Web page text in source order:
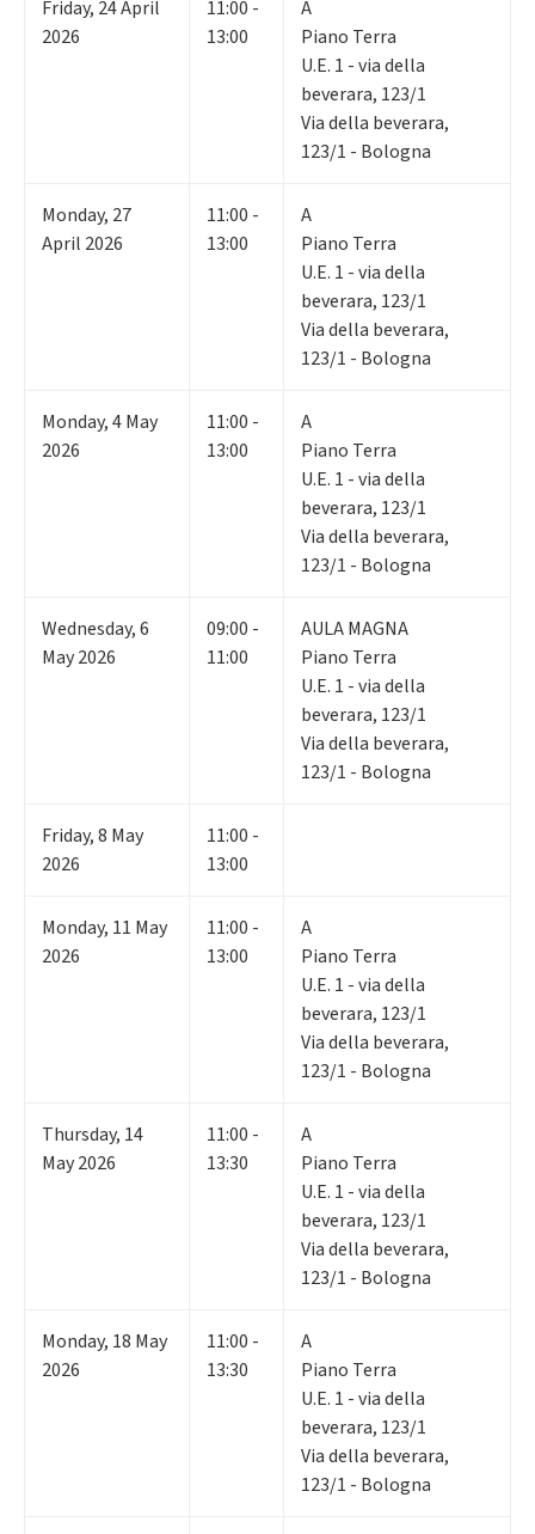
Friday, 24April
2026
11:00 -
13:00
A
Piano Terra
U.E. 1 - via della
beverara, 123/1
Via della beverara,
123/1 - Bologna
Monday, 27
April 2026
11:00 -
13:00
A
Piano Terra
U.E. 1 - via della
beverara, 123/1
Via della beverara,
123/1 - Bologna
Monday,4May
2026
11:00 -
13:00
A
Piano Terra
U.E. 1 - via della
beverara, 123/1
Via della beverara,
123/1 - Bologna
Wednesday,6
May 2026
09:00 -
11:00
AULA MAGNA
Piano Terra
U.E. 1 - via della
beverara, 123/1
Via della beverara,
123/1 - Bologna
Friday,8 May
2026
11:00 -
13:00
Monday, 11 May
2026
11:00 -
13:00
A
Piano Terra
U.E. 1 - via della
beverara, 123/1
Via della beverara,
123/1 - Bologna
Thursday, 14
May 2026
11:00 -
13:30
A
Piano Terra
U.E. 1 - via della
beverara, 123/1
Via della beverara,
123/1 - Bologna
Monday, 18 May
2026
11:00 -
13:30
A
Piano Terra
U.E. 1 - via della
beverara, 123/1
Via della beverara,
123/1 - Bologna